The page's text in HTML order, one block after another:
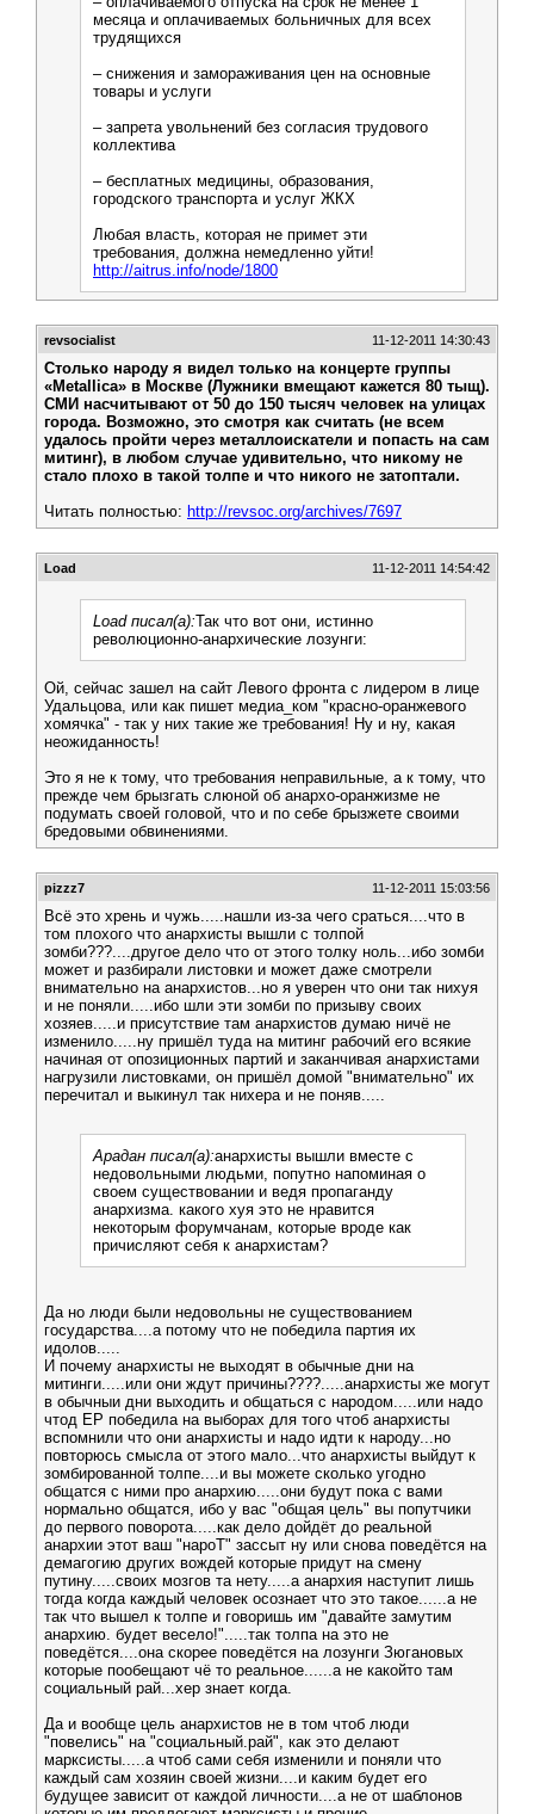
месяца и оплачиваемых больничных для всех
трудящихся
– снижения и замораживания цен на основные
товары и услуги
– запрета увольнений без согласия трудового
коллектива
– бесплатных медицины, образования,
городского транспорта и услуг ЖКХ
Любая власть, которая не примет эти
требования, должна немедленно уйти!
http://aitrus.info/node/1800
revsocialist 11-12-2011 14:30:43
Столько народу я видел только на концерте группы
«Metallica» в Москве (Лужники вмещают кажется 80 тыщ).
СМИ насчитывают от 50 до 150 тысяч человек на улицах
города. Возможно, это смотря как считать (не всем
удалось пройти через металлоискатели и попасть на сам
митинг), в любом случае удивительно, что никому не
стало плохо в такой толпе и что никого не затоптали.
Читать полностью: http://revsoc.org/archives/7697
Load 11-12-2011 14:54:42
Load писал(а):Так что вот они, истинно
революционно-анархические лозунги:
Ой, сейчас зашел на сайт Левого фронта с лидером в лице
Удальцова, или как пишет медиа_ком "красно-оранжевого
хомячка" - так у них такие же требования! Ну и ну, какая
неожиданность!
Это я не к тому, что требования неправильные, а к тому, что
прежде чем брызгать слюной об анархо-оранжизме не
подумать своей головой, что и по себе брызжете своими
бредовыми обвинениями.
pizzz7 11-12-2011 15:03:56
Всё это хрень и чужь.....нашли из-за чего сраться....что в
том плохого что анархисты вышли с толпой
зомби???....другое дело что от этого толку ноль...ибо зомби
может и разбирали листовки и может даже смотрели
внимательно на анархистов...но я уверен что они так нихуя
и не поняли.....ибо шли эти зомби по призыву своих
хозяев.....и присутствие там анархистов думаю ничё не
изменило.....ну пришёл туда на митинг рабочий его всякие
начиная от опозиционных партий и заканчивая анархистами
нагрузили листовками, он пришёл домой "внимательно" их
перечитал и выкинул так нихера и не поняв.....
Арадан писал(а):анархисты вышли вместе с
недовольными людьми, попутно напоминая о
своем существовании и ведя пропаганду
анархизма. какого хуя это не нравится
некоторым форумчанам, которые вроде как
причисляют себя к анархистам?
Да но люди были недовольны не существованием
государства....а потому что не победила партия их
идолов.....
И почему анархисты не выходят в обычные дни на
митинги.....или они ждут причины????.....анархисты же могут
в обычныи дни выходить и общаться с народом.....или надо
чтод ЕР победила на выборах для того чтоб анархисты
вспомнили что они анархисты и надо идти к народу...но
повторюсь смысла от этого мало...что анархисты выйдут к
зомбированной толпе....и вы можете сколько угодно
общатся с ними про анархию.....они будут пока с вами
нормально общатся, ибо у вас "общая цель" вы попутчики
до первого поворота.....как дело дойдёт до реальной
анархии этот ваш "нароТ" зассыт ну или снова поведётся на
демагогию других вождей которые придут на смену
путину.....своих мозгов та нету.....а анархия наступит лишь
тогда когда каждый человек осознает что это такое......а не
так что вышел к толпе и говоришь им "давайте замутим
анархию. будет весело!".....так толпа на это не
поведётся....она скорее поведётся на лозунги Зюгановых
которые пообещают чё то реальное......а не какойто там
социальный рай...хер знает когда.
Да и вообще цель анархистов не в том чтоб люди
"повелись" на "социальный.рай", как это делают
марксисты.....а чтоб сами себя изменили и поняли что
каждый сам хозяин своей жизни....и каким будет его
будущее зависит от каждой личности....а не от шаблонов